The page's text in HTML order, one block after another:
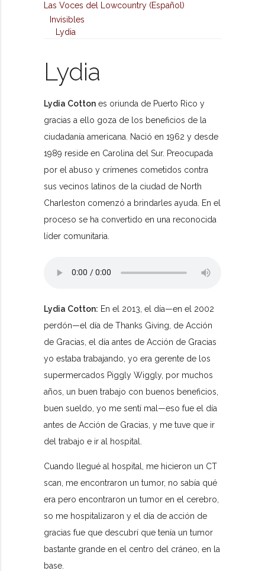
Las Voces del Lowcountry (Español)
Invisibles
Lydia
Lydia
Lydia Cotton es oriunda de Puerto Rico y
gracias a ello goza de los beneficios de la
ciudadanía americana. Nació en 1962 y desde
1989 reside en Carolina del Sur. Preocupada
por el abuso y crímenes cometidos contra
sus vecinos latinos de la ciudad de North
Charleston comenzó a brindarles ayuda. En el
proceso se ha convertido en una reconocida
líder comunitaria.
Lydia Cotton: En el 2013, el día—en el 2002
perdón—el día de Thanks Giving, de Acción
de Gracias, el día antes de Acción de Gracias
yo estaba trabajando, yo era gerente de los
supermercados Piggly Wiggly, por muchos
años, un buen trabajo con buenos beneficios,
buen sueldo, yo me sentí mal—eso fue el día
antes de Acción de Gracias, y me tuve que ir
del trabajo e ir al hospital.
Cuando llegué al hospital, me hicieron un CT
scan, me encontraron un tumor, no sabía qué
era pero encontraron un tumor en el cerebro,
so me hospitalizaron y el día de acción de
gracias fue que descubrí que tenía un tumor
bastante grande en el centro del cráneo, en la
base.